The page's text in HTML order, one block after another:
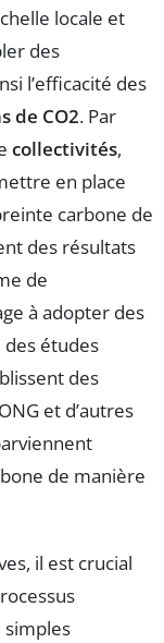
locale et
des
l’efficacité des
de CO2. Par
collectivités,
en place
carbone de
des résultats
de
à adopter des
des études
des
et d’autres
de manière
il est crucial
simples